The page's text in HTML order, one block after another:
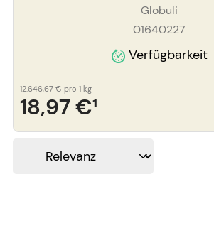
Globuli
01640227
Verfügbarkeit
18,97 €¹
12.646,67 € pro 1 kg